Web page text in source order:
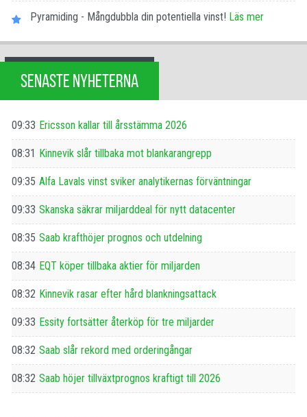
Pyramiding - Mångdubbla din potentiella vinst! Läs mer
SENASTE NYHETERNA
09:33 Ericsson kallar till årsstämma 2026
08:31 Kinnevik slår tillbaka mot blankarangrepp
09:35 Alfa Lavals vinst sviker analytikernas förväntningar
09:33 Skanska säkrar miljarddeal för nytt datacenter
08:35 Saab krafthöjer prognos och utdelning
08:34 EQT köper tillbaka aktier för miljarden
08:32 Kinnevik rasar efter hård blankningsattack
09:33 Essity fortsätter återköp för tre miljarder
08:32 Saab slår rekord med orderingångar
08:32 Saab höjer tillväxtprognos kraftigt till 2026